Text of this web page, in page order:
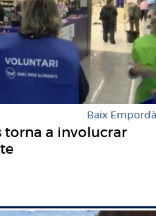
Baix Empordà
torna a involucrar